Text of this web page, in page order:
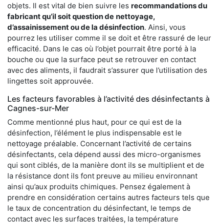
objets. Il est vital de bien suivre les recommandations du
fabricant qu’il soit question de nettoyage,
d’assainissement ou de la désinfection. Ainsi, vous
pourrez les utiliser comme il se doit et être rassuré de leur
efficacité. Dans le cas où l’objet pourrait être porté à la
bouche ou que la surface peut se retrouver en contact
avec des aliments, il faudrait s’assurer que l’utilisation des
lingettes soit approuvée.
Les facteurs favorables à l’activité des désinfectants à
Cagnes-sur-Mer
Comme mentionné plus haut, pour ce qui est de la
désinfection, l’élément le plus indispensable est le
nettoyage préalable. Concernant l’activité de certains
désinfectants, cela dépend aussi des micro-organismes
qui sont ciblés, de la manière dont ils se multiplient et de
la résistance dont ils font preuve au milieu environnant
ainsi qu’aux produits chimiques. Pensez également à
prendre en considération certains autres facteurs tels que
le taux de concentration du désinfectant, le temps de
contact avec les surfaces traitées, la température